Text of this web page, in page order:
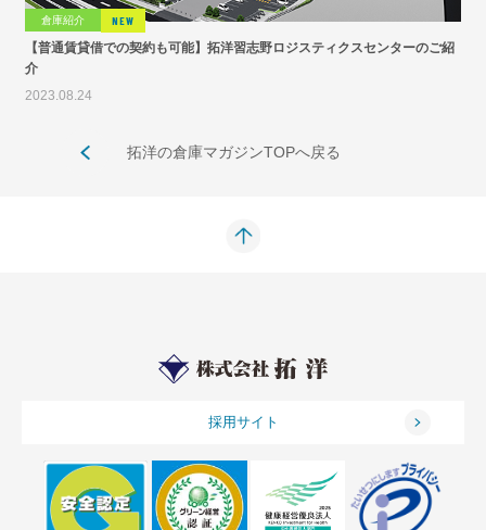
倉庫紹介 NEW
【普通賃貸借での契約も可能】拓洋習志野ロジスティクスセンターのご紹
介
2023.08.24
拓洋の倉庫マガジンTOPへ戻る
採用サイト